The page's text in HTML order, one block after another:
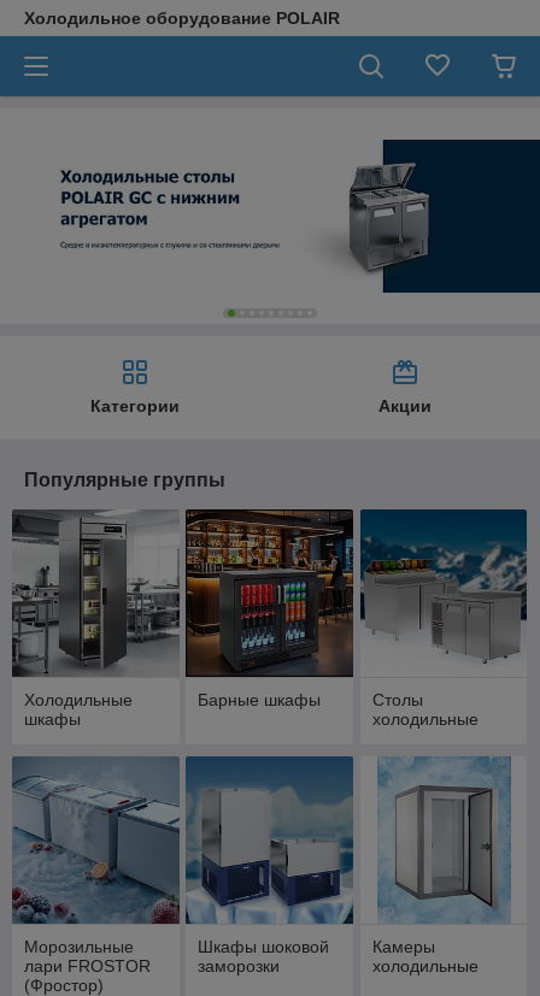
Холодильное оборудование POLAIR
Категории Акции
Популярные группы
Холодильные
шкафы
Барные шкафы
Столы
холодильные
Морозильные
лари FROSTOR
(Фростор)
Шкафы шоковой
заморозки
Камеры
холодильные